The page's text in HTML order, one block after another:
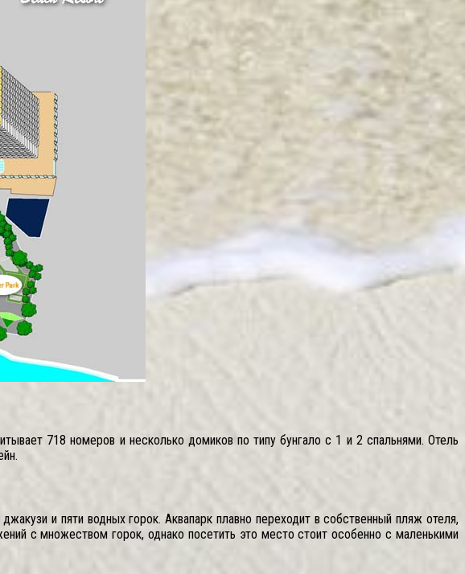
718 номеров и несколько домиков по типу бунгало с 1 и 2 спальнями. Отель
и пяти водных горок. Аквапарк плавно переходит в собственный пляж отеля,
с множеством горок, однако посетить это место стоит особенно с маленькими